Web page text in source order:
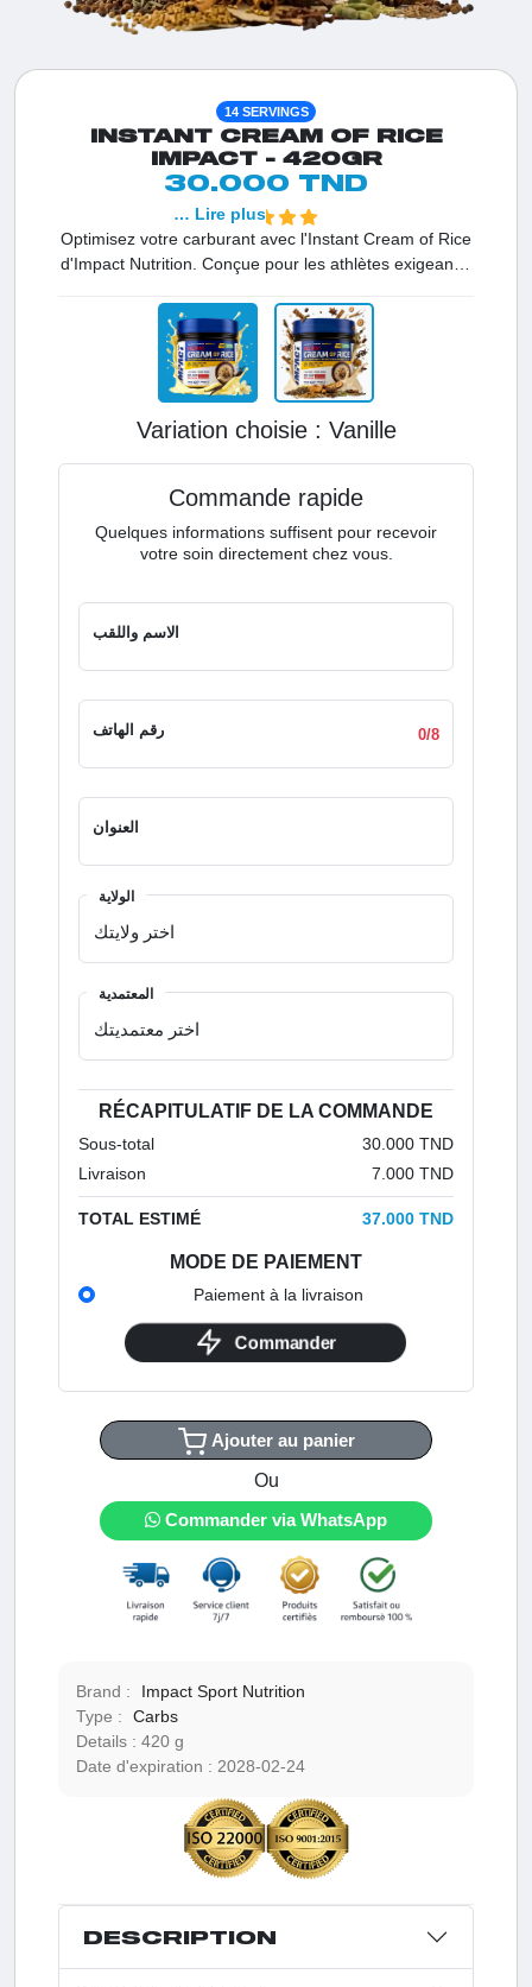
14 SERVINGS
INSTANT CREAM OF RICE
IMPACT - 420GR
30.000 TND
Optimisez votre carburant avec l'Instant Cream of Rice
d'Impact Nutrition. Conçue pour les athlètes exigeants,
rapide et une digestion 'Flash' sans aucun inconfort
gastrique. Naturellement sans gluten et
hypoallergénique, c'est le choix n°1 des professionnels
pour une énergie stable et une récupération
… Lire plus
Variation choisie : vanille
Commande rapide
Quelques informations suffisent pour recevoir
votre soin directement chez vous.
الاسم واللقب
رقم الهاتف 0/8
العنوان
الولاية
المعتمدية
RÉCAPITULATIF DE LA COMMANDE
Sous-total
30.000 TND
Livraison
7.000 TND
TOTAL ESTIMÉ 37.000 TND
MODE DE PAIEMENT
Paiement à la livraison
Commander
Ajouter au panier
Ou
Commander via WhatsApp
Brand :
Impact Sport Nutrition
Type :
Carbs
Details :
420 g
Date d'expiration : 2028-02-24
DESCRIPTION